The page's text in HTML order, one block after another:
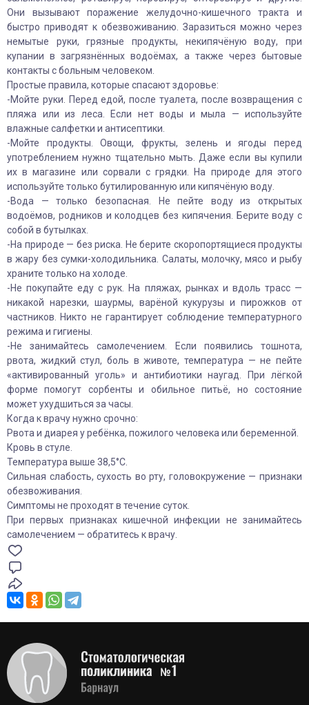
Они вызывают поражение желудочно-кишечного тракта и
быстро приводят к обезвоживанию. Заразиться можно через
немытые руки, грязные продукты, некипячёную воду, при
купании в загрязнённых водоёмах, а также через бытовые
контакты с больным человеком.
Простые правила, которые спасают здоровье:
-Мойте руки. Перед едой, после туалета, после возвращения с
пляжа или из леса. Если нет воды и мыла — используйте
влажные салфетки и антисептики.
-Мойте продукты. Овощи, фрукты, зелень и ягоды перед
употреблением нужно тщательно мыть. Даже если вы купили
их в магазине или сорвали с грядки. На природе для этого
используйте только бутилированную или кипячёную воду.
-Вода — только безопасная. Не пейте воду из открытых
водоёмов, родников и колодцев без кипячения. Берите воду с
собой в бутылках.
-На природе — без риска. Не берите скоропортящиеся продукты
в жару без сумки-холодильника. Салаты, молочку, мясо и рыбу
храните только на холоде.
-Не покупайте еду с рук. На пляжах, рынках и вдоль трасс —
никакой нарезки, шаурмы, варёной кукурузы и пирожков от
частников. Никто не гарантирует соблюдение температурного
режима и гигиены.
-Не занимайтесь самолечением. Если появились тошнота,
рвота, жидкий стул, боль в животе, температура — не пейте
«активированный уголь» и антибиотики наугад. При лёгкой
форме помогут сорбенты и обильное питьё, но состояние
может ухудшиться за часы.
Когда к врачу нужно срочно:
Рвота и диарея у ребёнка, пожилого человека или беременной.
Кровь в стуле.
Температура выше 38,5°C.
Сильная слабость, сухость во рту, головокружение — признаки
обезвоживания.
Симптомы не проходят в течение суток.
При первых признаках кишечной инфекции не занимайтесь
самолечением — обратитесь к врачу.